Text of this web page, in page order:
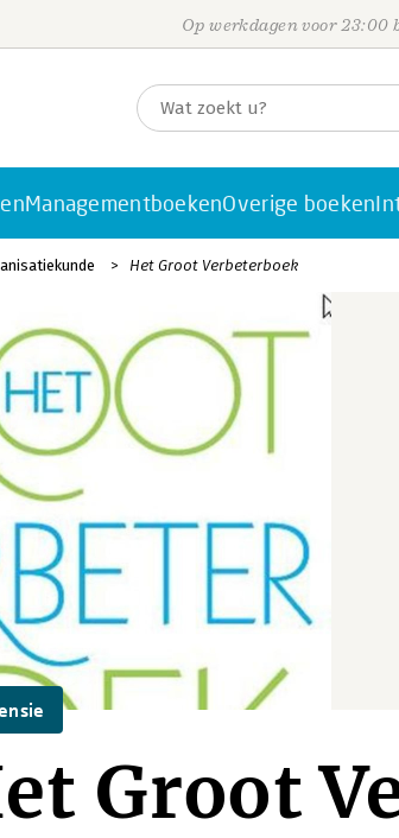
Op werkdagen voor 23:00
ManagementboekenOverige boeken
Het Groot Verbeterboek
Groot